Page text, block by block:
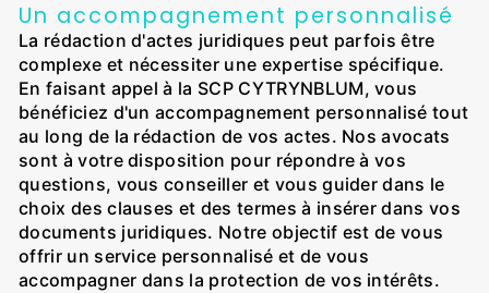
Un accompagnement personnalisé
La rédaction d'actes juridiques peut parfois être
complexe et nécessiter une expertise spécifique.
En faisant appel à la SCP CYTRYNBLUM, vous
bénéficiez d'un accompagnement personnalisé tout
au long de la rédaction de vos actes. Nos avocats
sont à votre disposition pour répondre à vos
questions, vous conseiller et vous guider dans le
choix des clauses et des termes à insérer dans vos
documents juridiques. Notre objectif est de vous
offrir un service personnalisé et de vous
accompagner dans la protection de vos intérêts.